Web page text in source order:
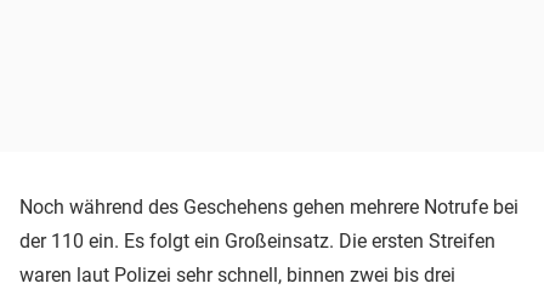
Noch während des Geschehens gehen mehrere Notrufe bei
der 110 ein. Es folgt ein Großeinsatz. Die ersten Streifen
waren laut Polizei sehr schnell, binnen zwei bis drei